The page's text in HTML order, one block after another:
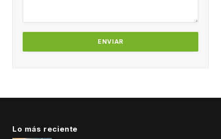
Lo más reciente